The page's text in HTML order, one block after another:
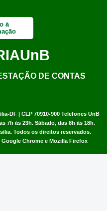
DF | CEP 70910-900 Telefones UnB
7h às 23h. Sábado, das 8h às 18h.
. Todos os direitos reservados.
Chrome e Mozilla Firefox
à
UnB
DE CONTAS